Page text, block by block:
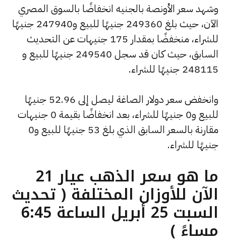
وشهد سعر الأونصة بالجنيه انخفاضًا بالسوق المصري
الآن، حيث بلغ 249360 جنيهًا للبيع و247940 جنيهًا
للشراء، منخفضًا بمقدار 175 جنيهات عن التحديث
السابق، حيث كان قد سجل 249540 جنيهًا للبيع و
248115 جنيهًا للشراء.
وانخفض سعر دولار الصاغة ليصل إلى 52.96 جنيهًا
للبيع و0 جنيهًا للشراء، بعد انخفاضًا بقيمة 0 جنيهات
مقارنة بالسعر السابق الذي بلغ 53 جنيهًا للبيع و0
جنيهًا للشراء.
ما هو سعر الذهب عيار 21
الآن للأوزان المختلفة ( تحديث
السبت 25 أبريل الساعة 6:45
مساءً )